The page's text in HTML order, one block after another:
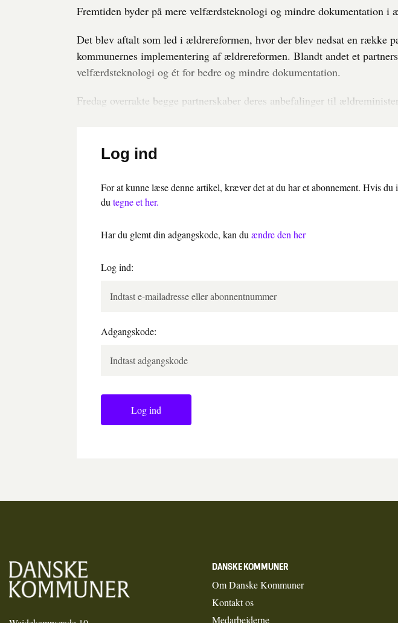
Fremtiden byder på mere velfærdsteknologi og mindre dokumentation i
Det blev aftalt som led i ældrereformen, hvor der blev nedsat en række
kommunernes implementering af ældrereformen. Blandt andet et
velfærdsteknologi og ét for bedre og mindre dokumentation.
Fredag overrakte begge partnerskaber deres anbefalinger til
Log ind
For at kunne læse denne artikel, kræver det at du har et abonnement. Hvis du
du tegne et her.
Har du glemt din adgangskode, kan du ændre den her
Log ind:
Adgangskode:
Log ind
DANSKE KOMMUNER
Om Danske Kommuner
Kontakt os
Medarbejderne